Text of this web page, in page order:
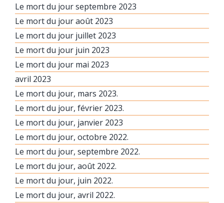
Le mort du jour septembre 2023
Le mort du jour août 2023
Le mort du jour juillet 2023
Le mort du jour juin 2023
Le mort du jour mai 2023
avril 2023
Le mort du jour, mars 2023.
Le mort du jour, février 2023.
Le mort du jour, janvier 2023
Le mort du jour, octobre 2022.
Le mort du jour, septembre 2022.
Le mort du jour, août 2022.
Le mort du jour, juin 2022.
Le mort du jour, avril 2022.